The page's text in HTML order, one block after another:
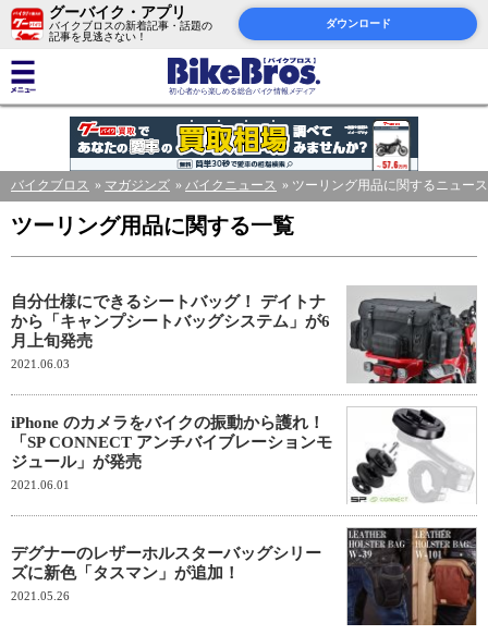
グーバイク・アプリ
バイクブロスの新着記事・話題の
記事を見逃さない！
ダウンロード
バイクブロス マガジンズ バイクニュース ツーリング用品に関するニュー
ツーリング用品に関する一覧
自分仕様にできるシートバッグ！ デイトナ
から「キャンプシートバッグシステム」が6
月上旬発売
2021.06.03
iPhone のカメラをバイクの振動から護れ！
「SP CONNECT アンチバイブレーションモ
ジュール」が発売
2021.06.01
デグナーのレザーホルスターバッグシリー
ズに新色「タスマン」が追加！
2021.05.26